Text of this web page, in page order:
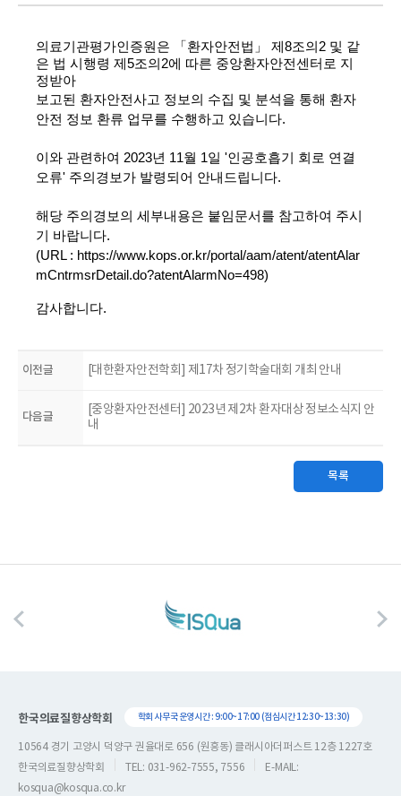
의료기관평가인증원은 「환자안전법」 제8조의2 및 같
은 법 시행령 제5조의2에 따른 중앙환자안전센터로 지
정받아
보고된 환자안전사고 정보의 수집 및 분석을 통해 환자
안전 정보 환류 업무를 수행하고 있습니다.
이와 관련하여 2023년 11월 1일 '인공호흡기 회로 연결
오류' 주의경보가 발령되어 안내드립니다.
해당 주의경보의 세부내용은 붙임문서를 참고하여 주시
기 바랍니다.
(URL : https://www.kops.or.kr/portal/aam/atent/atentAlar
mCntrmsrDetail.do?atentAlarmNo=498)
감사합니다.
이전글 [대한환자안전학회] 제17차 정기학술대회 개최 안내
다음글
[중앙환자안전센터] 2023년 제2차 환자대상 정보소식지 안
내
목록
한국의료질향상학회 학회 사무국 운영시간 : 9:00~17:00 (점심시간 12:30~13:30)
10564 경기 고양시 덕양구 권율대로 656 (원흥동) 클래시아더퍼스트 12층 1227호
한국의료질향상학회
TEL: 031-962-7555, 7556
E-MAIL:
kosqua@kosqua.co.kr